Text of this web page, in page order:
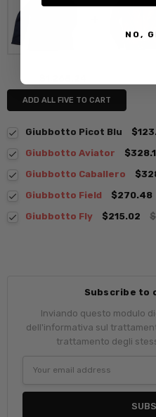
ADD ALL FIVE TO CART
Giubbotto Picot Blu
Giubbotto Aviator
Giubbotto Caballero
Giubbotto Field $270.48
Giubbotto Fly $215.02
Subscribe to
Inviando questo modulo
dell'informativa sul
trattamento degli
Address
NO,